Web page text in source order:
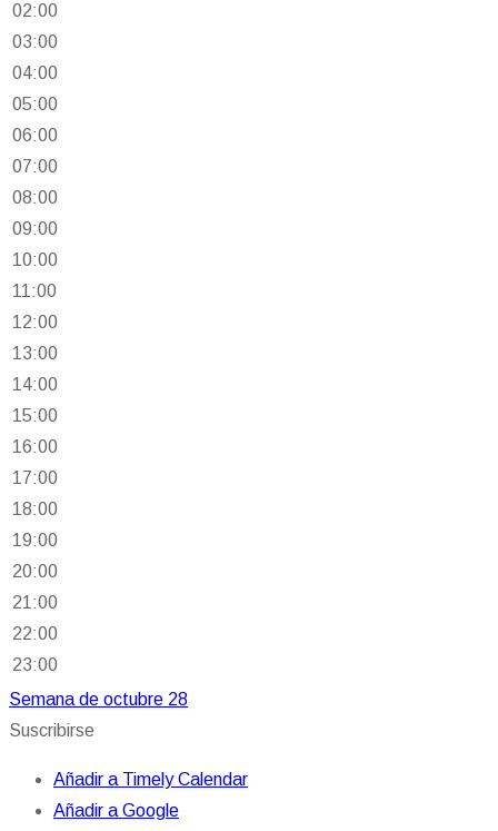
02:00
03:00
04:00
05:00
06:00
07:00
08:00
09:00
10:00
11:00
12:00
13:00
14:00
15:00
16:00
17:00
18:00
19:00
20:00
21:00
22:00
23:00
Semana de octubre 28
Suscribirse
Añadir a Timely Calendar
Añadir a Google